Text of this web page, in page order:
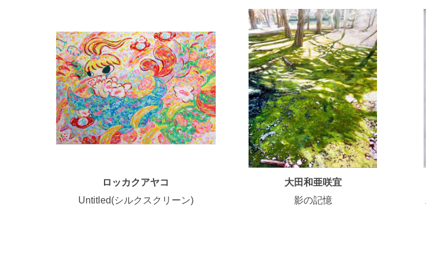
ロッカクアヤコ
Untitled(シルクスクリーン)
大田和亜咲宜
影の記憶